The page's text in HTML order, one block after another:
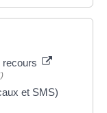
recours
et SMS)